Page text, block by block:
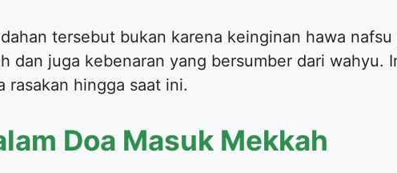
tersebut bukan karena keinginan hawa
dan juga kebenaran yang bersumber dari wahyu.
rasakan hingga saat ini.
Doa Masuk Mekkah